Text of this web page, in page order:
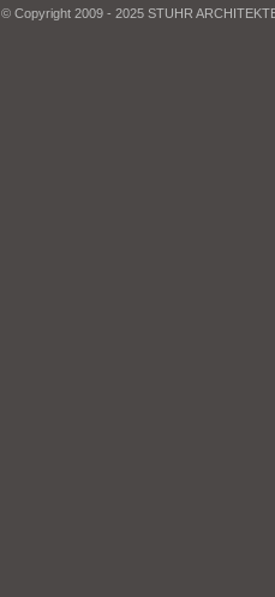
© Copyright 2009 - 2025 STUHR